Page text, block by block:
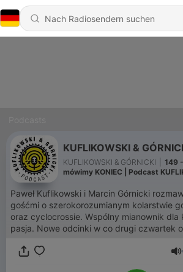
KUFLIKOWSKI &
KUFLIKOWSKI & GÓRNICKI
149
mówimy KONIEC | Podcast
Paweł Kuflikowski i Marcin Górnicki
gośćmi o szerokorozumianym kolarstwie
oraz cyclocrossie. Wspólny mianownik
pasja. Nowe odcinki w co drugi czwartek